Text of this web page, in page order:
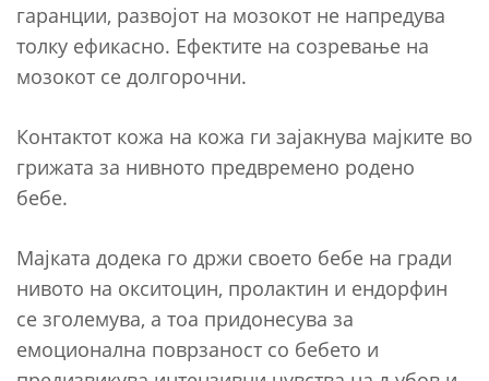
гаранции, развојот на мозокот не напредува
толку ефикасно. Ефектите на созревање на
мозокот се долгорочни.
Контактот кожа на кожа ги зајакнува мајките во
грижата за нивното предвремено родено
бебе.
Мајката додека го држи своето бебе на гради
нивото на окситоцин, пролактин и ендорфин
се зголемува, а тоа придонесува за
емоционална поврзаност со бебето и